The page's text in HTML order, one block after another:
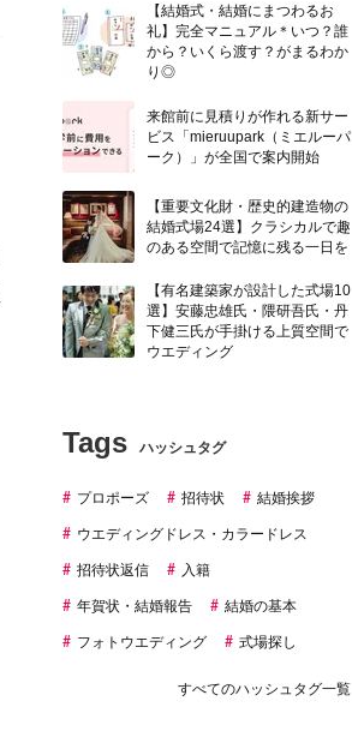
【結婚式・結婚にまつわるお
礼】完全マニュアル＊いつ？誰
から？いくら渡す？がまるわか
り◎
来館前に見積りが作れる新サー
ビス「mieruupark（ミエルーパ
ーク）」が全国で案内開始
【重要文化財・歴史的建造物の
結婚式場24選】クラシカルで趣
のある空間で記憶に残る一日を
【有名建築家が設計した式場10
選】安藤忠雄氏・隈研吾氏・丹
下健三氏が手掛ける上質空間で
ウエディング
Tags ハッシュタグ
プロポーズ 招待状 結婚挨拶
ウエディングドレス・カラードレス
招待状返信 入籍
年賀状・結婚報告 結婚の基本
フォトウエディング 式場探し
すべてのハッシュタグ一覧